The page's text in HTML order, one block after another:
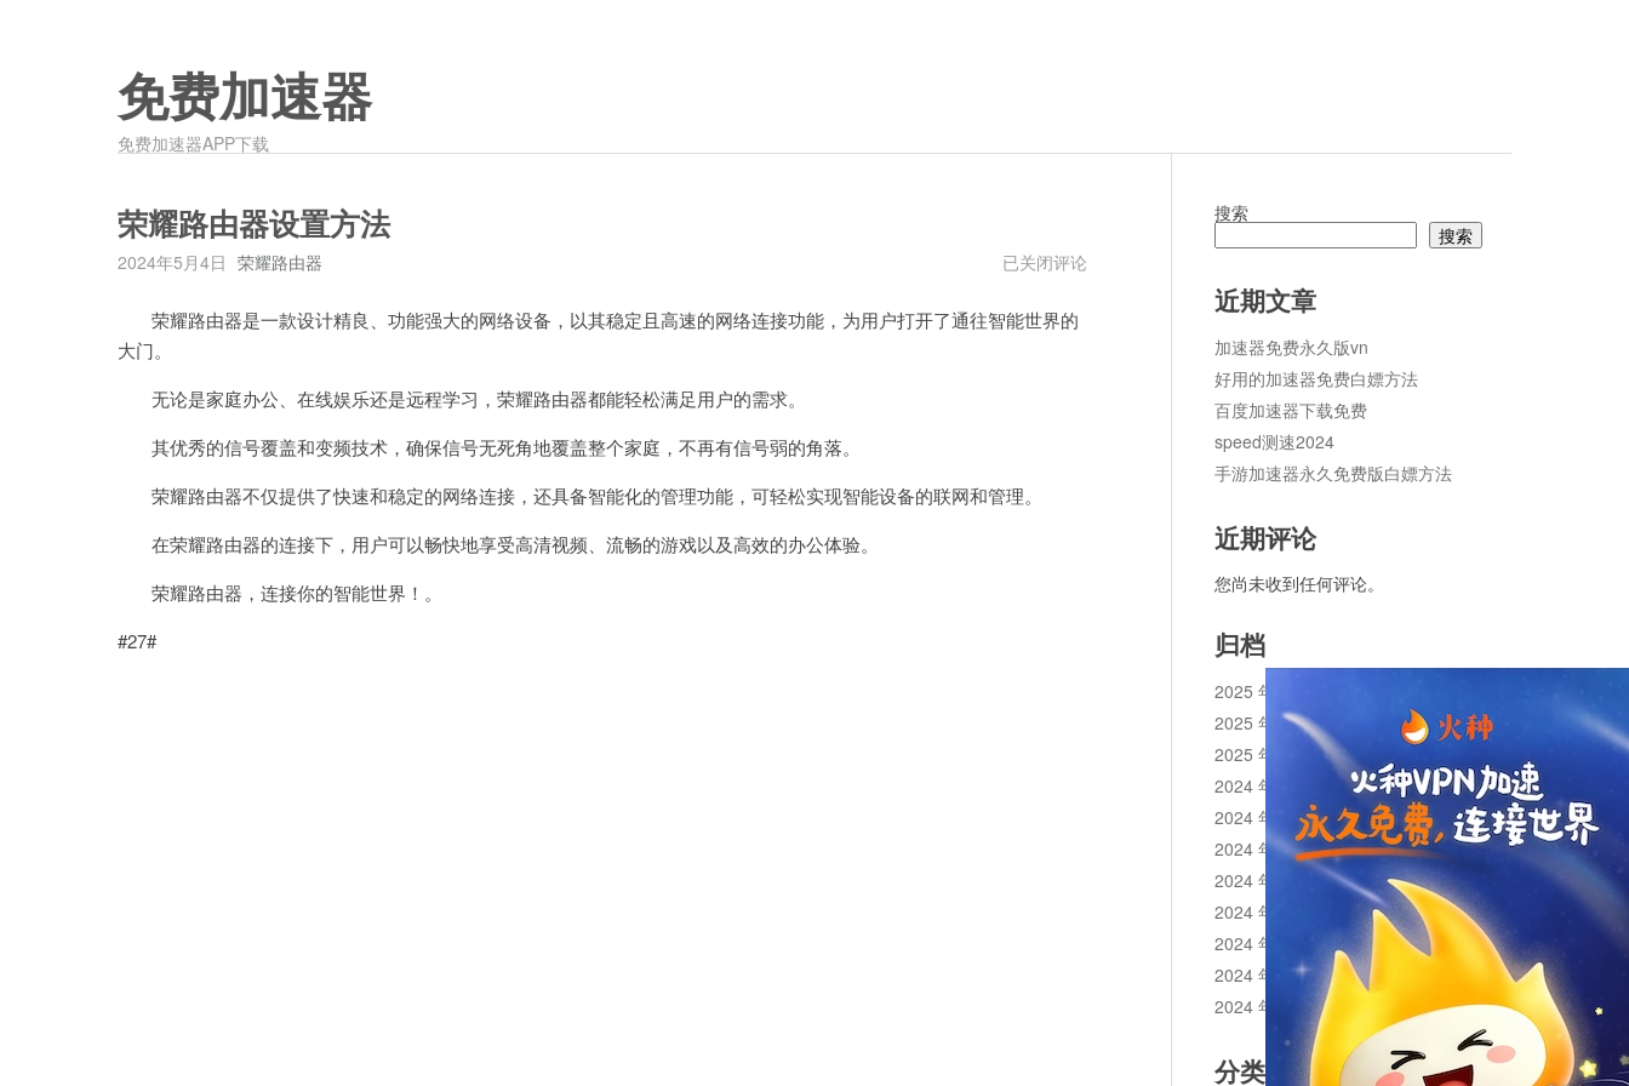
免费加速器
免费加速器APP下载
荣耀路由器设置方法
2024年5月4日 荣耀路由器
荣
由
已关闭评论
荣耀路由器是一款设计精良、功能强大的网络设备，以其稳定且高速的网络连接功能，为用户打开了通往智能世界的
大门。
无论是家庭办公、在线娱乐还是远程学习，荣耀路由器都能轻松满足用户的需求。
其优秀的信号覆盖和变频技术，确保信号无死角地覆盖整个家庭，不再有信号弱的角落。
荣耀路由器不仅提供了快速和稳定的网络连接，还具备智能化的管理功能，可轻松实现智能设备的联网和管理。
在荣耀路由器的连接下，用户可以畅快地享受高清视频、流畅的游戏以及高效的办公体验。
荣耀路由器，连接你的智能世界！。
#27#
搜索
搜索
近期文章
加速器免费永久版vn
好用的加速器免费白嫖方法
百度加速器下载免费
speed测速2024
手游加速器永久免费版白嫖方法
近期评论
您尚未收到任何评论。
归档
2025 年 11 月
2025 年 10 月
2025 年 1 月
2024 年 12 月
2024 年 11 月
2024 年 10 月
2024 年 9 月
2024 年 8 月
2024 年 7 月
2024 年 6 月
2024 年 5 月
分类目录